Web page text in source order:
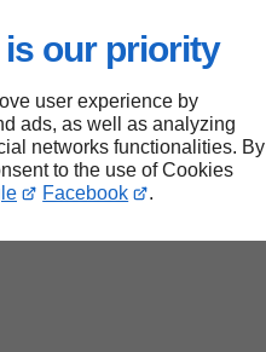
our priority
user experience by
ads, as well as analyzing
networks functionalities. By
to the use of Cookies
Facebook .